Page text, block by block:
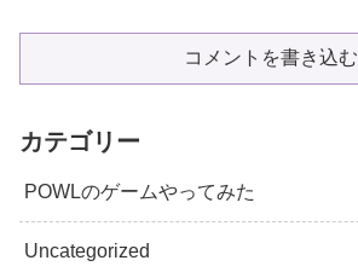
コメントを書き込む
カテゴリー
POWLのゲームやってみた
Uncategorized